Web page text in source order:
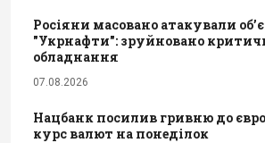
Росіяни масовано атакували
"Укрнафти": зруйновано
обладнання
07.08.2026
Нацбанк посилив гривню до
курс валют на понеділок